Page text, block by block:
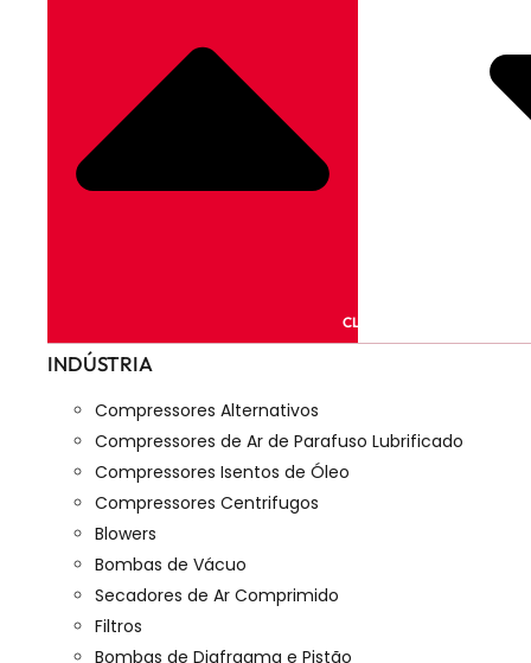
CLOSE PRODUTOS
INDÚSTRIA
Compressores Alternativos
Compressores de Ar de Parafuso Lubrificado
Compressores Isentos de Óleo
Compressores Centrifugos
Blowers
Bombas de Vácuo
Secadores de Ar Comprimido
Filtros
Bombas de Diafragma e Pistão